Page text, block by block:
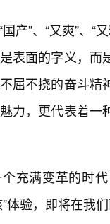
产”、“又爽”、“
表面的字义，
屈不挠的奋斗
力，更代表着
充满变革的时
体验，即将在我